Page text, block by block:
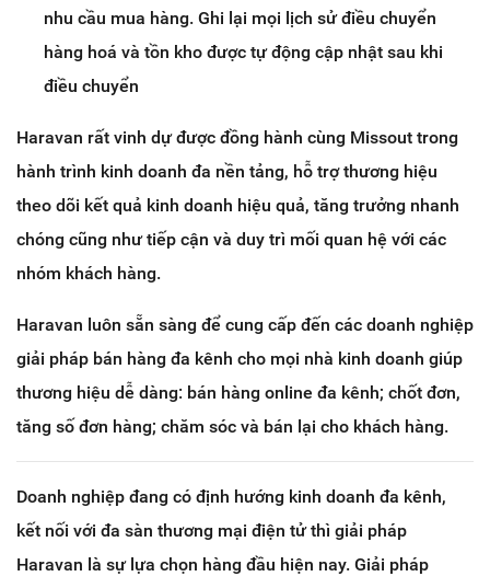
nhu cầu mua hàng. Ghi lại mọi lịch sử điều chuyển
hàng hoá và tồn kho được tự động cập nhật sau khi
điều chuyển
Haravan rất vinh dự được đồng hành cùng Missout trong
hành trình kinh doanh đa nền tảng, hỗ trợ thương hiệu
theo dõi kết quả kinh doanh hiệu quả, tăng trưởng nhanh
chóng cũng như tiếp cận và duy trì mối quan hệ với các
nhóm khách hàng.
Haravan luôn sẵn sàng để cung cấp đến các doanh nghiệp
giải pháp bán hàng đa kênh cho mọi nhà kinh doanh giúp
thương hiệu dễ dàng: bán hàng online đa kênh; chốt đơn,
tăng số đơn hàng; chăm sóc và bán lại cho khách hàng.
Doanh nghiệp đang có định hướng kinh doanh đa kênh,
kết nối với đa sàn thương mại điện tử thì giải pháp
Haravan là sự lựa chọn hàng đầu hiện nay. Giải pháp